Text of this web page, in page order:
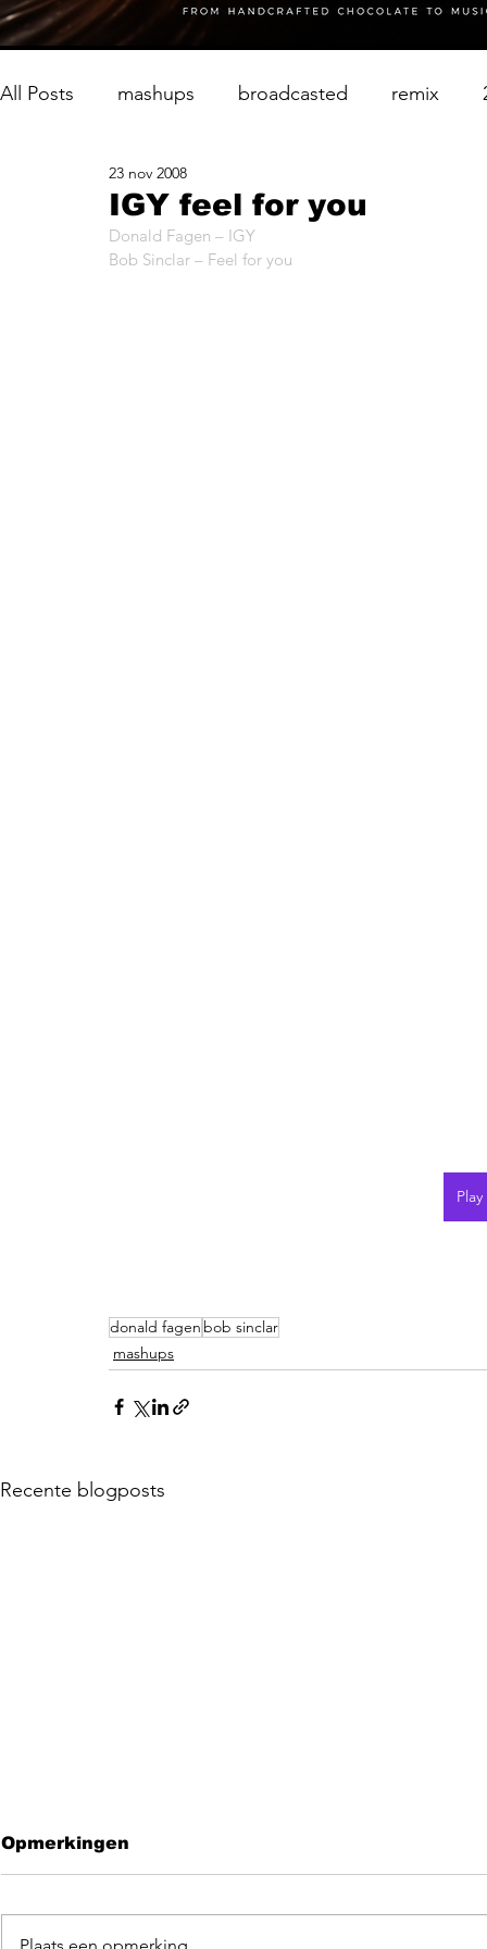
All Posts mashups broadcasted remix
IGY feel for you
23 nov 2008
Donald Fagen – IGY
Bob Sinclar – Feel for you
donald fagen bob sinclar
mashups
Recente blogposts
Opmerkingen